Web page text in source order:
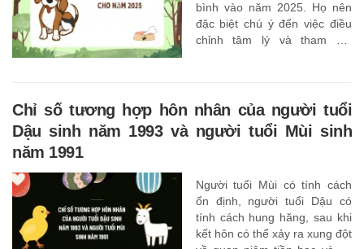
bình vào năm 2025. Họ nên
đặc biệt chú ý đến việc điều
chỉnh tâm lý và tham gia
Chỉ số tương hợp hôn nhân của người tuổi
Dậu sinh năm 1993 và người tuổi Mùi sinh
năm 1991
Người tuổi Mùi có tính cách
ổn định, người tuổi Dậu có
tính cách hung hăng, sau khi
kết hôn có thể xảy ra xung đột